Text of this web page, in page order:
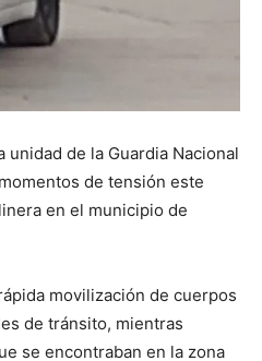
de la Guardia Nacional
de tensión este
en el municipio de
movilización de cuerpos
de tránsito, mientras
se encontraban en la zona